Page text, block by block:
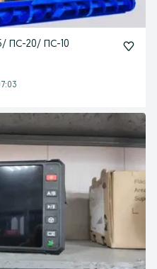
ПС-20/ ПС-10